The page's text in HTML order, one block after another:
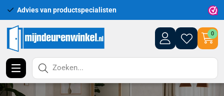
Uitgebreid assortiment uit voorraad leverbaar
0
Zoeken...